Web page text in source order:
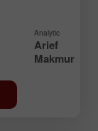
Analytic
Arief
Makmur